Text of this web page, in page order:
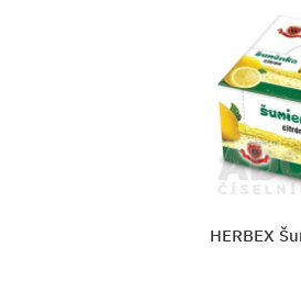
HERBEX